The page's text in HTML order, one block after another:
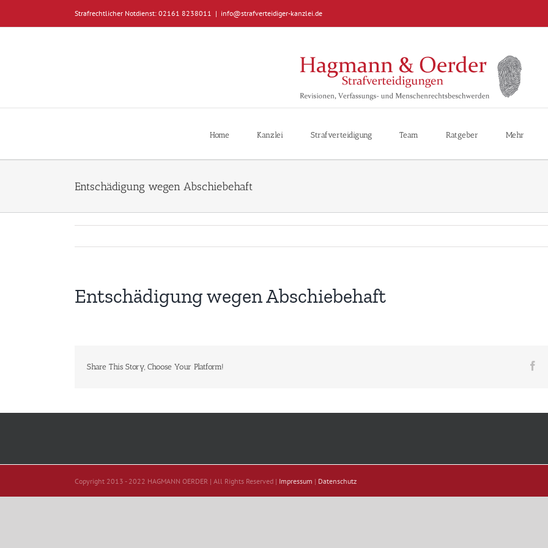
springen
Strafrechtlicher Notdienst: 02161 8238011 | info@strafverteidiger-kanzlei.de
Home Kanzlei Strafverteidigung Team Ratgeber Mehr
Entschädigung wegen Abschiebehaft
Entschädigung wegen Abschiebehaft
Share This Story, Choose Your Platform!
Copyright 2013 - 2022 HAGMANN OERDER | All Rights Reserved | Impressum | Datenschutz